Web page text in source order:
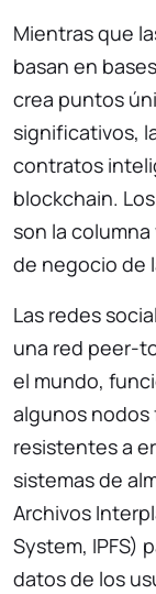
Mientras que
basan en
crea puntos
significativos,
contratos
blockchain.
son la
de negocio de
Las redes
una red peer-
el mundo,
algunos nodos
resistentes a
sistemas de
Archivos
System, IPFS)
datos de los